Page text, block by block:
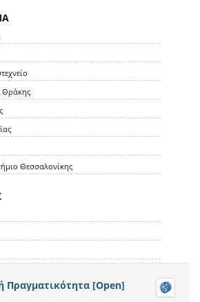
Θράκης
Θεσσαλονίκης
Πραγματικότητα [Open]